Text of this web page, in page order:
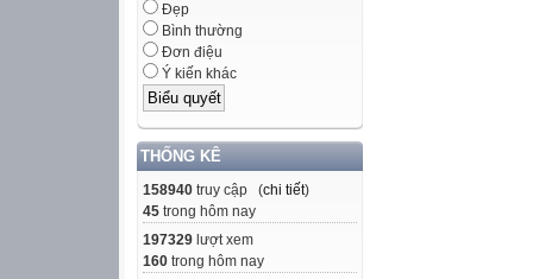
Đẹp
Bình thường
Đơn điệu
Ý kiến khác
THỐNG KÊ
158940 truy cập (chi tiết)
45 trong hôm nay
197329 lượt xem
160 trong hôm nay